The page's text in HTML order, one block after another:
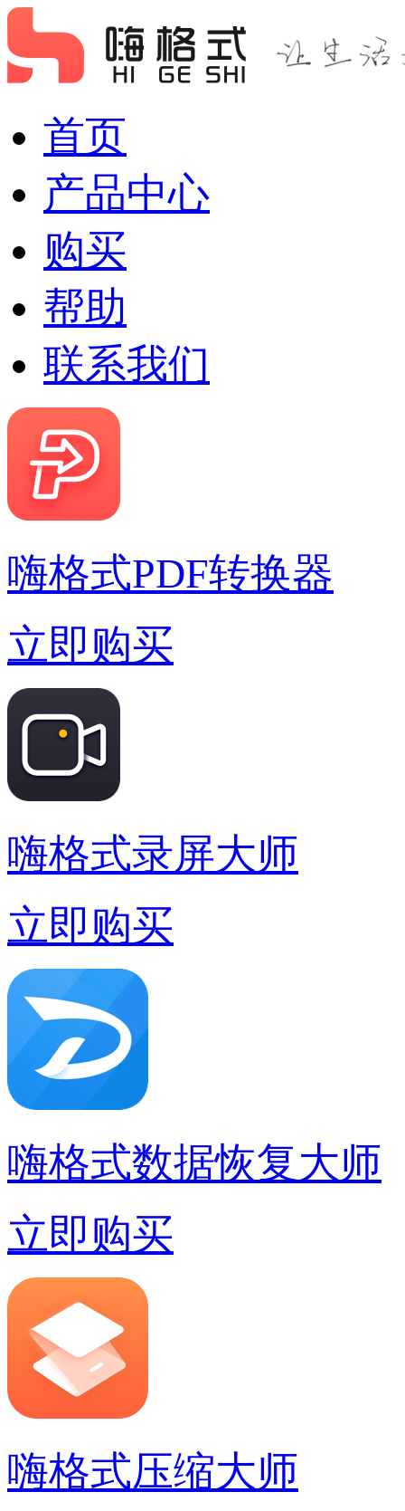
首页
产品中心
购买
帮助
联系我们
嗨格式PDF转换器
立即购买
嗨格式录屏大师
立即购买
嗨格式数据恢复大师
立即购买
嗨格式压缩大师